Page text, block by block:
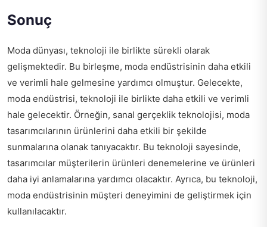
Sonuç
Moda dünyası, teknoloji ile birlikte sürekli olarak
gelişmektedir. Bu birleşme, moda endüstrisinin daha etkili
ve verimli hale gelmesine yardımcı olmuştur. Gelecekte,
moda endüstrisi, teknoloji ile birlikte daha etkili ve verimli
hale gelecektir. Örneğin, sanal gerçeklik teknolojisi, moda
tasarımcılarının ürünlerini daha etkili bir şekilde
sunmalarına olanak tanıyacaktır. Bu teknoloji sayesinde,
tasarımcılar müşterilerin ürünleri denemelerine ve ürünleri
daha iyi anlamalarına yardımcı olacaktır. Ayrıca, bu teknoloji,
moda endüstrisinin müşteri deneyimini de geliştirmek için
kullanılacaktır.